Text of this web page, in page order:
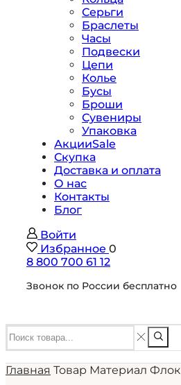
Серьги
Браслеты
Часы
Подвески
Цепи
Колье
Бусы
Броши
Сувениры
Упаковка
АкцииSale
Скупка
Доставка и оплата
О нас
Контакты
Блог
Войти
Избранное 0
8 800 700 61 12
Звонок по России бесплатно
Главная Товар Материал Флок